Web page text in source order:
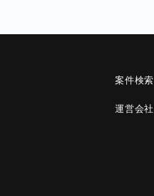
案件検索
運営会社